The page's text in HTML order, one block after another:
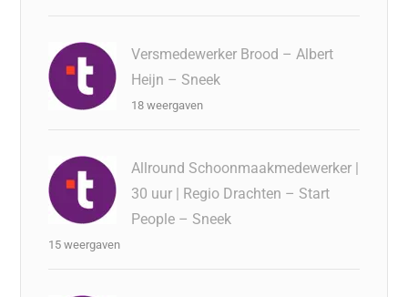
Versmedewerker Brood – Albert
Heijn – Sneek
18 weergaven
Allround Schoonmaakmedewerker |
30 uur | Regio Drachten – Start
People – Sneek
15 weergaven